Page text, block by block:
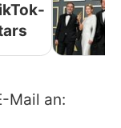
Mail an: